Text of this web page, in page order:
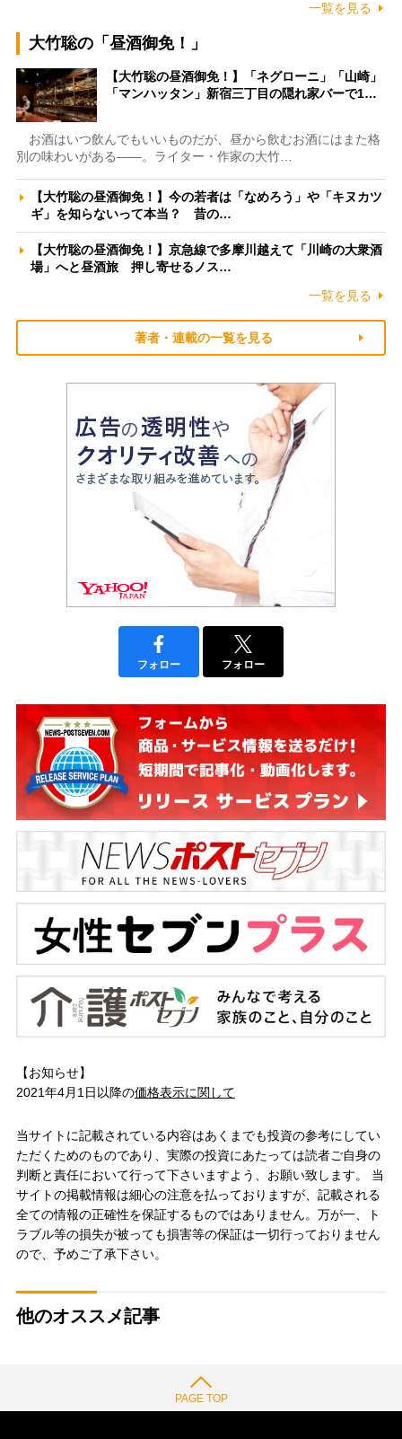
一覧を見る
大竹聡の「昼酒御免！」
【大竹聡の昼酒御免！】「ネグローニ」「山崎」
「マンハッタン」新宿三丁目の隠れ家バーで1…
お酒はいつ飲んでもいいものだが、昼から飲むお酒にはまた格
別の味わいがある――。ライター・作家の大竹…
【大竹聡の昼酒御免！】今の若者は「なめろう」や「キヌカツ
ギ」を知らないって本当？ 昔の…
【大竹聡の昼酒御免！】京急線で多摩川越えて「川崎の大衆酒
場」へと昼酒旅 押し寄せるノス…
一覧を見る
著者・連載の一覧を見る
フォロー フォロー
【お知らせ】
2021年4月1日以降の価格表示に関して
当サイトに記載されている内容はあくまでも投資の参考にしてい
ただくためのものであり、実際の投資にあたっては読者ご自身の
判断と責任において行って下さいますよう、お願い致します。 当
サイトの掲載情報は細心の注意を払っておりますが、記載される
全ての情報の正確性を保証するものではありません。万が一、ト
ラブル等の損失が被っても損害等の保証は一切行っておりません
ので、予めご了承下さい。
他のオススメ記事
PAGE TOP